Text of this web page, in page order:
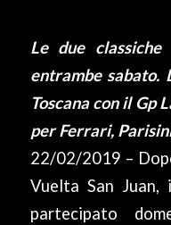
Le due
entrambe sabato.
Toscana con il Gp
per Ferrari,
22/02/2019 –
Vuelta San
partecipato